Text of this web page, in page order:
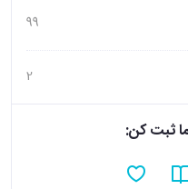
99
2
ثبت کن: